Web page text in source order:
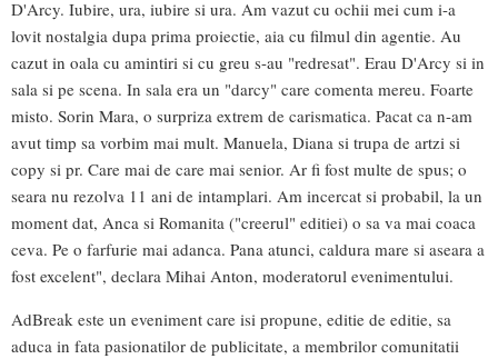
D'Arcy. Iubire, ura, iubire si ura. Am vazut cu ochii mei cum i-a
lovit nostalgia dupa prima proiectie, aia cu filmul din agentie. Au
cazut in oala cu amintiri si cu greu s-au "redresat". Erau D'Arcy si in
sala si pe scena. In sala era un "darcy" care comenta mereu. Foarte
misto. Sorin Mara, o surpriza extrem de carismatica. Pacat ca n-am
avut timp sa vorbim mai mult. Manuela, Diana si trupa de artzi si
copy si pr. Care mai de care mai senior. Ar fi fost multe de spus; o
seara nu rezolva 11 ani de intamplari. Am incercat si probabil, la un
moment dat, Anca si Romanita ("creerul" editiei) o sa va mai coaca
ceva. Pe o farfurie mai adanca. Pana atunci, caldura mare si aseara a
fost excelent", declara Mihai Anton, moderatorul evenimentului.
AdBreak este un eveniment care isi propune, editie de editie, sa
aduca in fata pasionatilor de publicitate, a membrilor comunitatii